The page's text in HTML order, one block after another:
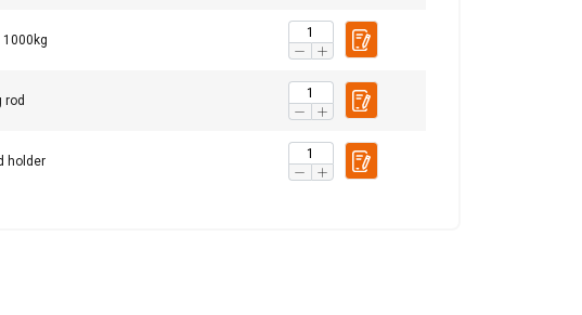
1000kg
rod
holder
рекламите и да
може да я комбинират
от вашето използване